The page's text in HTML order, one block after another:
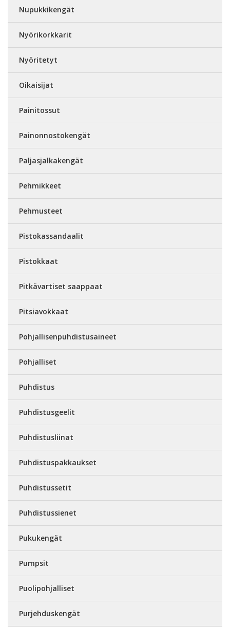
Nupukkikengät
Nyörikorkkarit
Nyöritetyt
Oikaisijat
Painitossut
Painonnostokengät
Paljasjalkakengät
Pehmikkeet
Pehmusteet
Pistokassandaalit
Pistokkaat
Pitkävartiset saappaat
Pitsiavokkaat
Pohjallisenpuhdistusaineet
Pohjalliset
Puhdistus
Puhdistusgeelit
Puhdistusliinat
Puhdistuspakkaukset
Puhdistussetit
Puhdistussienet
Pukukengät
Pumpsit
Puolipohjalliset
Purjehduskengät